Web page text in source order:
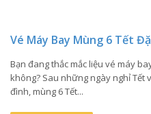
Vé Máy Bay Mùng 6 Tết
Bạn đang thắc mắc liệu vé máy
không? Sau những ngày nghỉ Tết
đình, mùng 6 Tết...